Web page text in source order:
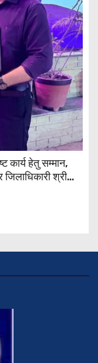
कार्य हेतु सम्मान,
श्री
श्री पूरन झा
चीफ श्री नीरज